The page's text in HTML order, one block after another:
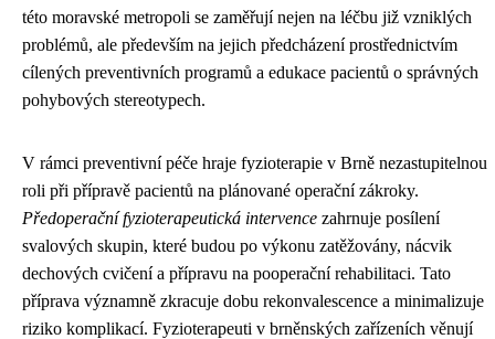
této moravské metropoli se zaměřují nejen na léčbu již vzniklých
problémů, ale především na jejich předcházení prostřednictvím
cílených preventivních programů a edukace pacientů o správných
pohybových stereotypech.
V rámci preventivní péče hraje fyzioterapie v Brně nezastupitelnou
roli při přípravě pacientů na plánované operační zákroky.
Předoperační fyzioterapeutická intervence zahrnuje posílení
svalových skupin, které budou po výkonu zatěžovány, nácvik
dechových cvičení a přípravu na pooperační rehabilitaci. Tato
příprava významně zkracuje dobu rekonvalescence a minimalizuje
riziko komplikací. Fyzioterapeuti v brněnských zařízeních věnují